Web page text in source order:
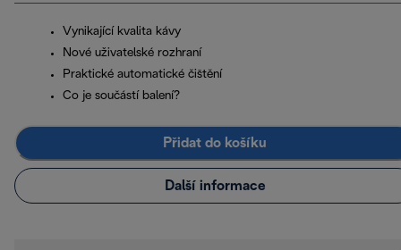
Vynikající kvalita kávy
Nové uživatelské rozhraní
Praktické automatické čištění
Co je součástí balení?
Přidat do košíku
Další informace